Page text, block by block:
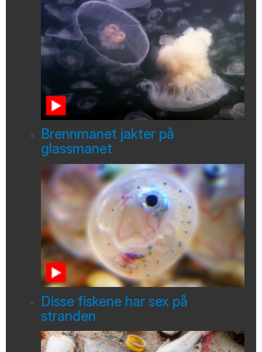
Brennmanet jakter på
glassmanet
Disse fiskene har sex på
stranden